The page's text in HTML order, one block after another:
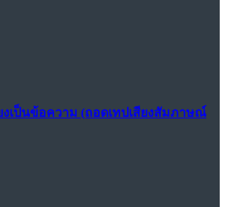
เป็นข้อความ (ถอดเทปเสียงสัมภาษณ์